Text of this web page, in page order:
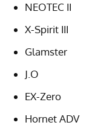
NEOTEC II
X-Spirit III
Glamster
J.O
EX-Zero
Hornet ADV